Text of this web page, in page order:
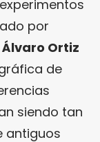
por
Álvaro Ortiz
de
siendo tan
antiguos